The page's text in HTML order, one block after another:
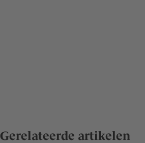
Gerelateerde artikelen